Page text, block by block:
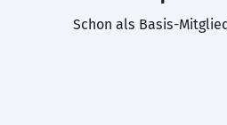
Schon als Basis-